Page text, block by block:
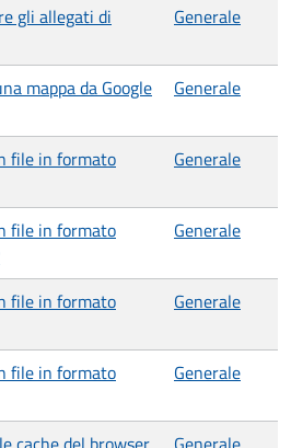
gli allegati di
Generale
mappa da Google
Generale
file in formato
Generale
file in formato
Generale
file in formato
Generale
file in formato
Generale